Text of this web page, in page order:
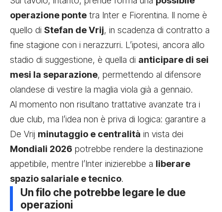
operazione ponte tra Inter e Fiorentina. Il nome è
quello di Stefan de Vrij, in scadenza di contratto a
fine stagione con i nerazzurri. L’ipotesi, ancora allo
stadio di suggestione, è quella di anticipare di sei
mesi la separazione, permettendo al difensore
olandese di vestire la maglia viola già a gennaio.
Al momento non risultano trattative avanzate tra i
due club, ma l’idea non è priva di logica: garantire a
De Vrij minutaggio e centralità in vista dei
Mondiali 2026 potrebbe rendere la destinazione
appetibile, mentre l’Inter inizierebbe a liberare
spazio salariale e tecnico.
Un filo che potrebbe legare le due
operazioni